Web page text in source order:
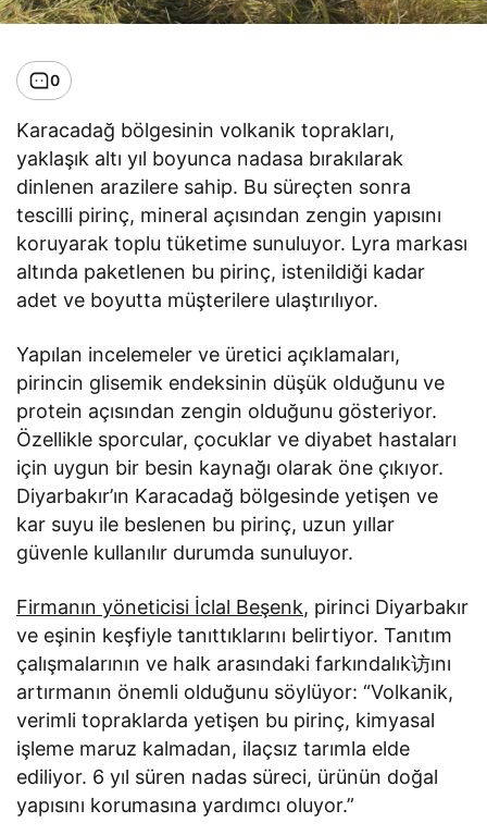
0
Karacadağ bölgesinin volkanik toprakları,
yaklaşık altı yıl boyunca nadasa bırakılarak
dinlenen arazilere sahip. Bu süreçten sonra
tescilli pirinç, mineral açısından zengin yapısını
koruyarak toplu tüketime sunuluyor. Lyra markası
altında paketlenen bu pirinç, istenildiği kadar
adet ve boyutta müşterilere ulaştırılıyor.
Yapılan incelemeler ve üretici açıklamaları,
pirincin glisemik endeksinin düşük olduğunu ve
protein açısından zengin olduğunu gösteriyor.
Özellikle sporcular, çocuklar ve diyabet hastaları
için uygun bir besin kaynağı olarak öne çıkıyor.
Diyarbakır’ın Karacadağ bölgesinde yetişen ve
kar suyu ile beslenen bu pirinç, uzun yıllar
güvenle kullanılır durumda sunuluyor.
Firmanın yöneticisi İclal Beşenk, pirinci Diyarbakır
ve eşinin keşfiyle tanıttıklarını belirtiyor. Tanıtım
çalışmalarının ve halk arasındaki farkındalık访ını
artırmanın önemli olduğunu söylüyor: “Volkanik,
verimli topraklarda yetişen bu pirinç, kimyasal
işleme maruz kalmadan, ilaçsız tarımla elde
ediliyor. 6 yıl süren nadas süreci, ürünün doğal
yapısını korumasına yardımcı oluyor.”